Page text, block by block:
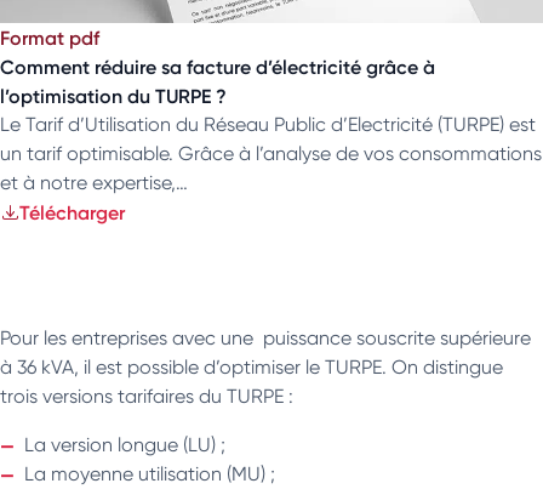
Format pdf
Comment réduire sa facture d’électricité grâce à
l’optimisation du TURPE ?
Le Tarif d’Utilisation du Réseau Public d’Electricité (TURPE) est
un tarif optimisable. Grâce à l’analyse de vos consommations
et à notre expertise,…
Télécharger
Pour les entreprises avec une puissance souscrite supérieure
à 36 kVA, il est possible d’optimiser le TURPE. On distingue
trois versions tarifaires du TURPE :
La version longue (LU) ;
La moyenne utilisation (MU) ;